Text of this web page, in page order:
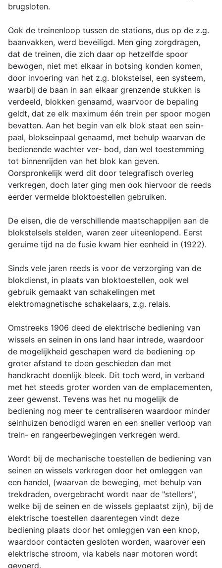
brugsloten.
Ook de treinenloop tussen de stations, dus op de z.g.
baanvakken, werd beveiligd. Men ging zorgdragen,
dat de treinen, die zich daar op hetzelfde spoor
bewogen, niet met elkaar in botsing konden komen,
door invoering van het z.g. blokstelsel, een systeem,
waarbij de baan in aan elkaar grenzende stukken is
verdeeld, blokken genaamd, waarvoor de bepaling
geldt, dat ze elk maximum één trein per spoor mogen
bevatten. Aan het begin van elk blok staat een sein-
paal, blokseinpaal genaamd, met behulp waarvan de
bedienende wachter ver- bod, dan wel toestemming
tot binnenrijden van het blok kan geven.
Oorspronkelijk werd dit door telegrafisch overleg
verkregen, doch later ging men ook hiervoor de reeds
eerder vermelde bloktoestellen gebruiken.
De eisen, die de verschillende maatschappijen aan de
blokstelsels stelden, waren zeer uiteenlopend. Eerst
geruime tijd na de fusie kwam hier eenheid in (1922).
Sinds vele jaren reeds is voor de verzorging van de
blokdienst, in plaats van bloktoestellen, ook wel
gebruik gemaakt van schakelingen met
elektromagnetische schakelaars, z.g. relais.
Omstreeks 1906 deed de elektrische bediening van
wissels en seinen in ons land haar intrede, waardoor
de mogelijkheid geschapen werd de bediening op
groter afstand te doen geschieden dan met
handkracht doenlijk bleek. Dit toch werd, in verband
met het steeds groter worden van de emplacementen,
zeer gewenst. Tevens was het nu mogelijk de
bediening nog meer te centraliseren waardoor minder
seinhuizen benodigd waren en een sneller verloop van
trein- en rangeerbewegingen verkregen werd.
Wordt bij de mechanische toestellen de bediening van
seinen en wissels verkregen door het omleggen van
een handel, (waarvan de beweging, met behulp van
trekdraden, overgebracht wordt naar de "stellers",
welke bij de seinen en de wissels geplaatst zijn), bij de
elektrische toestellen daarentegen vindt deze
bediening plaats door het omleggen van een knop,
waardoor contacten gesloten worden, waarover een
elektrische stroom, via kabels naar motoren wordt
gevoerd.